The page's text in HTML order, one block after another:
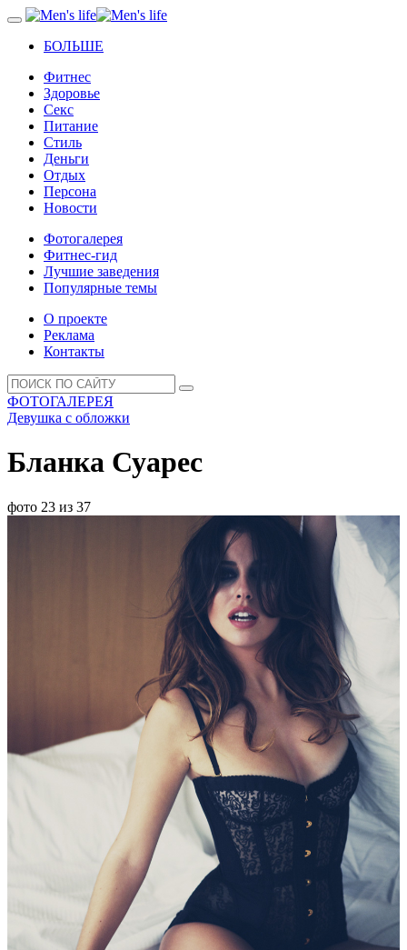
БОЛЬШЕ
Фитнес
Здоровье
Секс
Питание
Стиль
Деньги
Отдых
Персона
Новости
Фотогалерея
Фитнес-гид
Лучшие заведения
Популярные темы
О проекте
Реклама
Контакты
ФОТОГАЛЕРЕЯ
Девушка с обложки
Бланка Суарес
фото 23 из 37